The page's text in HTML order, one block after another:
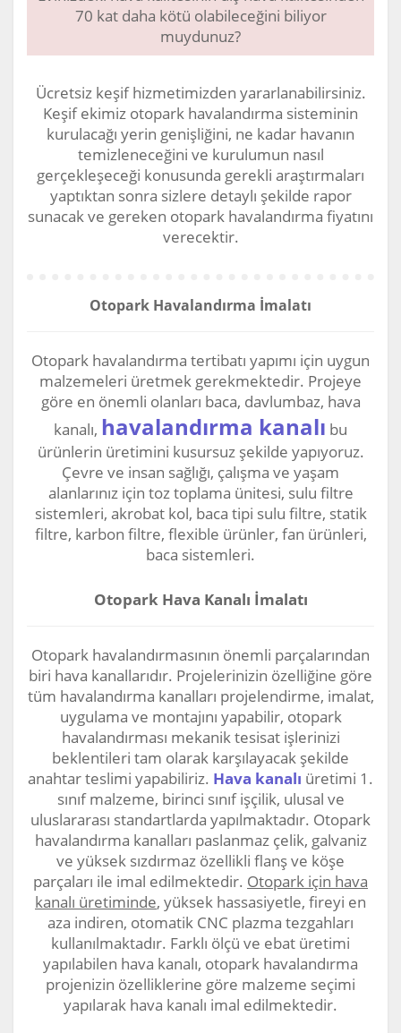
70 kat daha kötü olabileceğini biliyor
muydunuz?
Ücretsiz keşif hizmetimizden yararlanabilirsiniz.
Keşif ekimiz otopark havalandırma sisteminin
kurulacağı yerin genişliğini, ne kadar havanın
temizleneceğini ve kurulumun nasıl
gerçekleşeceği konusunda gerekli araştırmaları
yaptıktan sonra sizlere detaylı şekilde rapor
sunacak ve gereken otopark havalandırma fiyatını
verecektir.
Otopark Havalandırma İmalatı
Otopark havalandırma tertibatı yapımı için uygun
malzemeleri üretmek gerekmektedir. Projeye
göre en önemli olanları baca, davlumbaz, hava
kanalı, havalandırma kanalı bu
ürünlerin üretimini kusursuz şekilde yapıyoruz.
Çevre ve insan sağlığı, çalışma ve yaşam
alanlarınız için toz toplama ünitesi, sulu filtre
sistemleri, akrobat kol, baca tipi sulu filtre, statik
filtre, karbon filtre, flexible ürünler, fan ürünleri,
baca sistemleri.
Otopark Hava Kanalı İmalatı
Otopark havalandırmasının önemli parçalarından
biri hava kanallarıdır. Projelerinizin özelliğine göre
tüm havalandırma kanalları projelendirme, imalat,
uygulama ve montajını yapabilir, otopark
havalandırması mekanik tesisat işlerinizi
beklentileri tam olarak karşılayacak şekilde
anahtar teslimi yapabiliriz. Hava kanalı üretimi 1.
sınıf malzeme, birinci sınıf işçilik, ulusal ve
uluslararası standartlarda yapılmaktadır. Otopark
havalandırma kanalları paslanmaz çelik, galvaniz
ve yüksek sızdırmaz özellikli flanş ve köşe
parçaları ile imal edilmektedir. Otopark için hava
kanalı üretiminde, yüksek hassasiyetle, fireyi en
aza indiren, otomatik CNC plazma tezgahları
kullanılmaktadır. Farklı ölçü ve ebat üretimi
yapılabilen hava kanalı, otopark havalandırma
projenizin özelliklerine göre malzeme seçimi
yapılarak hava kanalı imal edilmektedir.